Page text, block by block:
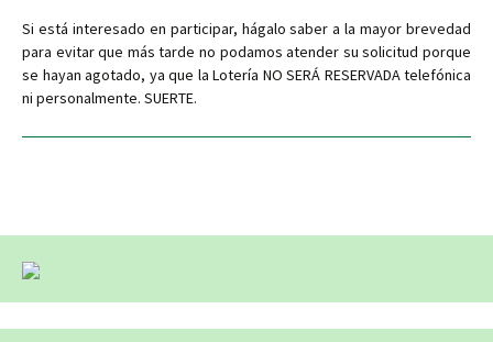
Si está interesado en participar, hágalo saber a la mayor brevedad
para evitar que más tarde no podamos atender su solicitud porque
se hayan agotado, ya que la Lotería NO SERÁ RESERVADA telefónica
ni personalmente. SUERTE.